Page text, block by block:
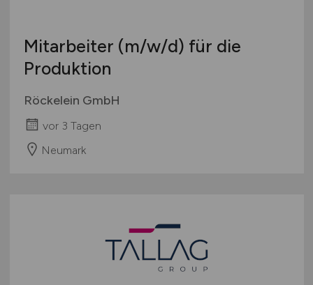
Mitarbeiter (m/w/d) für die
Produktion
Röckelein GmbH
vor 3 Tagen
Neumark